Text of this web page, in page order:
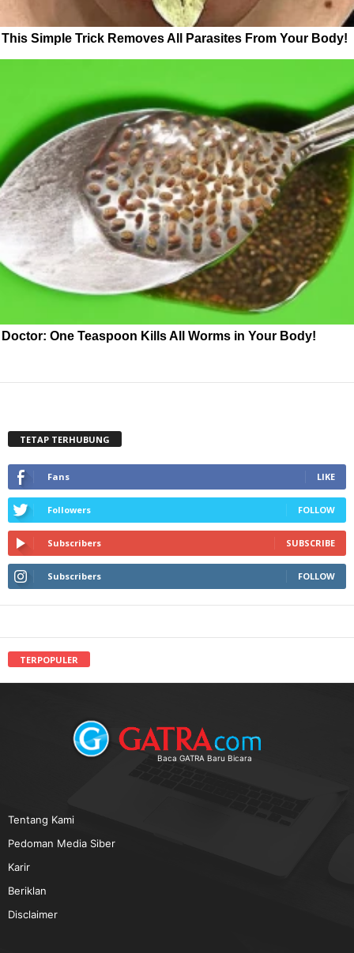
This Simple Trick Removes All Parasites From Your Body!
Doctor: One Teaspoon Kills All Worms in Your Body!
TETAP TERHUBUNG
Fans LIKE
Followers FOLLOW
Subscribers SUBSCRIBE
Subscribers FOLLOW